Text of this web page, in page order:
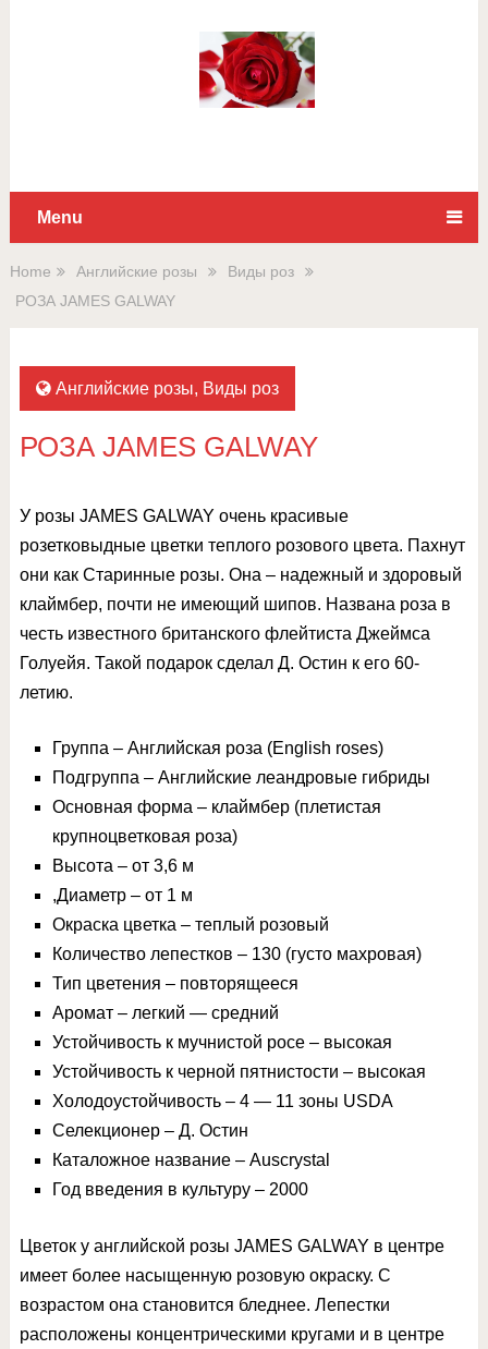
Menu
Home Английские розы
Виды роз
РОЗА JAMES GALWAY
Английские розы, Виды роз
РОЗА JAMES GALWAY
У розы JAMES GALWAY очень красивые
розетковыдные цветки теплого розового цвета. Пахнут
они как Старинные розы. Она – надежный и здоровый
клаймбер, почти не имеющий шипов. Названа роза в
честь известного британского флейтиста Джеймса
Голуейя. Такой подарок сделал Д. Остин к его 60-
летию.
Группа – Английская роза (English roses)
Подгруппа – Английские леандровые гибриды
Основная форма – клаймбер (плетистая
крупноцветковая роза)
Высота – от 3,6 м
,Диаметр – от 1 м
Окраска цветка – теплый розовый
Количество лепестков – 130 (густо махровая)
Тип цветения – повторящееся
Аромат – легкий — средний
Устойчивость к мучнистой росе – высокая
Устойчивость к черной пятнистости – высокая
Холодоустойчивость – 4 — 11 зоны USDA
Селекционер – Д. Остин
Каталожное название – Auscrystal
Год введения в культуру – 2000
Цветок у английской розы JAMES GALWAY в центре
имеет более насыщенную розовую окраску. С
возрастом она становится бледнее. Лепестки
расположены концентрическими кругами и в центре
Для любых предложений по
сайту: rossad12@cp9.ru